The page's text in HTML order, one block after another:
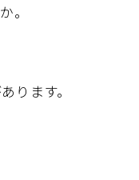
。
ります。